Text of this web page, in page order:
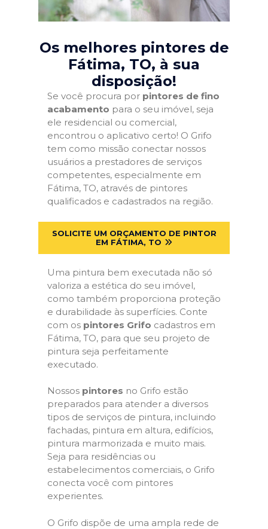
Os melhores pintores de
Fátima, TO, à sua
disposição!
Se você procura por pintores de fino
acabamento para o seu imóvel, seja
ele residencial ou comercial,
encontrou o aplicativo certo! O Grifo
tem como missão conectar nossos
usuários a prestadores de serviços
competentes, especialmente em
Fátima, TO, através de pintores
qualificados e cadastrados na região.
SOLICITE UM ORÇAMENTO DE PINTOR
EM FÁTIMA, TO
Uma pintura bem executada não só
valoriza a estética do seu imóvel,
como também proporciona proteção
e durabilidade às superfícies. Conte
com os pintores Grifo cadastros em
Fátima, TO, para que seu projeto de
pintura seja perfeitamente
executado.
Nossos pintores no Grifo estão
preparados para atender a diversos
tipos de serviços de pintura, incluindo
fachadas, pintura em altura, edifícios,
pintura marmorizada e muito mais.
Seja para residências ou
estabelecimentos comerciais, o Grifo
conecta você com pintores
experientes.
O Grifo dispõe de uma ampla rede de